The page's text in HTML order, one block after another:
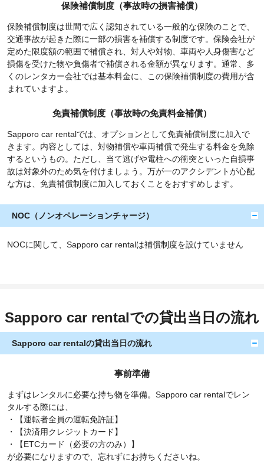
保険補償制度（事故時の損害補償）
保険補償制度は世間で広く認知されている一般的な保険のことで、
交通事故が起きた際に一部の損害を補償する制度です。保険会社が
定めた限度額の範囲で補償され、対人や対物、車両や人身傷害など
損傷を受けた物や負傷者で補償される金額が異なります。通常、多
くのレンタカー会社では基本料金に、この保険補償制度の費用が含
まれていますよ。
免責補償制度（事故時の免責料金補償）
Sapporo car rentalでは、オプションとして免責補償制度に加入で
きます。内容としては、対物補償や車両補償で発生する料金を免除
するというもの。ただし、当て逃げや電柱への衝突といった自損事
故は対象外のため気を付けましょう。万が一のアクシデントが心配
な方は、免責補償制度に加入しておくことをおすすめします。
NOC（ノンオペレーションチャージ）
NOCに関して、Sapporo car rentalは補償制度を設けていません
Sapporo car rentalでの貸出当日の流れ
Sapporo car rentalの貸出当日の流れ
事前準備
まずはレンタルに必要な持ち物を準備。Sapporo car rentalでレン
タルする際には、
・【運転者全員の運転免許証】
・【決済用クレジットカード】
・【ETCカード（必要の方のみ）】
が必要になりますので、忘れずにお持ちくださいね。